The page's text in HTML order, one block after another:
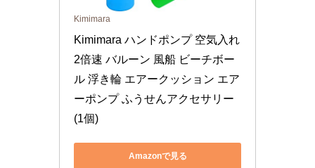
Kimimara
Kimimara ハンドポンプ 空気入れ
2倍速 バルーン 風船 ビーチボー
ル 浮き輪 エアークッション エア
ーポンプ ふうせんアクセサリー
(1個)
Amazonで見る